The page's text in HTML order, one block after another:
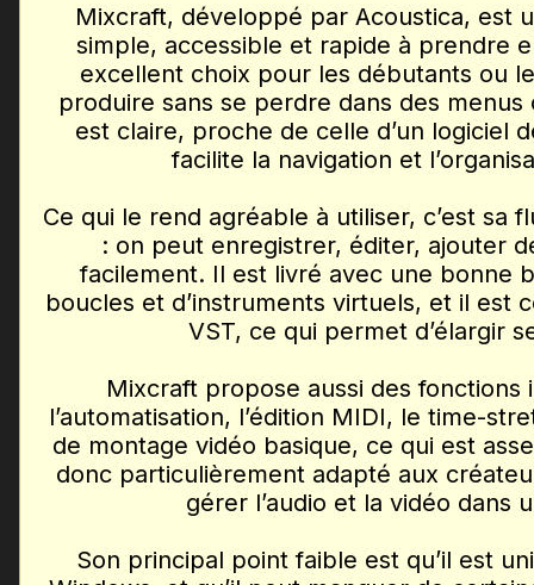
Mixcraft, développé par Acoustica, est
simple, accessible et rapide à prendre
excellent choix pour les débutants ou
produire sans se perdre dans des
est claire, proche de celle d’un logiciel
facilite la navigation et
Ce qui le rend agréable à utiliser, c’est sa
: on peut enregistrer, éditer, ajouter
facilement. Il est livré avec une bonne
boucles et d’instruments virtuels, et il est
VST, ce qui permet d’élargir
Mixcraft propose aussi des fonctions
l’automatisation, l’édition MIDI, le time-
de montage vidéo basique, ce qui est
donc particulièrement adapté aux
gérer l’audio et la vidéo dans
Son principal point faible est qu’il est